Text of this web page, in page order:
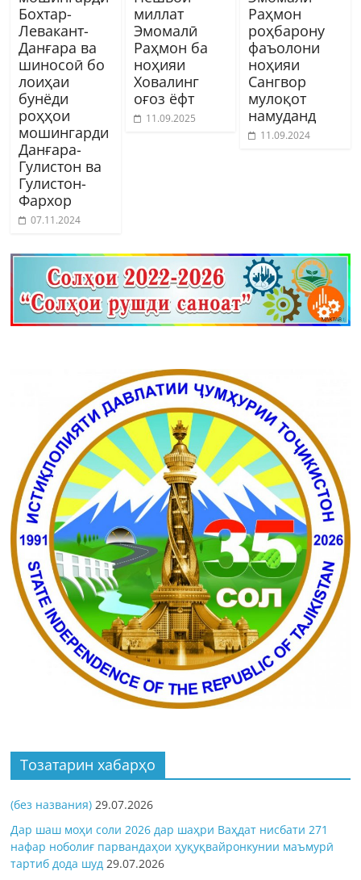
Бохтар-
Левакант-
Данғара ва
шиносоӣ бо
лоиҳаи
бунёди
роҳҳои
мошингарди
Данғара-
Гулистон ва
Гулистон-
Фархор
07.11.2024
миллат
Эмомалӣ
Раҳмон ба
ноҳияи
Ховалинг
оғоз ёфт
11.09.2025
Раҳмон
роҳбарону
фаъолони
ноҳияи
Сангвор
мулоқот
намуданд
11.09.2024
Тозатарин хабарҳо
(без названия) 29.07.2026
Дар шаш моҳи соли 2026 дар шаҳри Ваҳдат нисбати 271
нафар ноболиғ парвандаҳои ҳуқуқвайронкунии маъмурӣ
тартиб дода шуд 29.07.2026